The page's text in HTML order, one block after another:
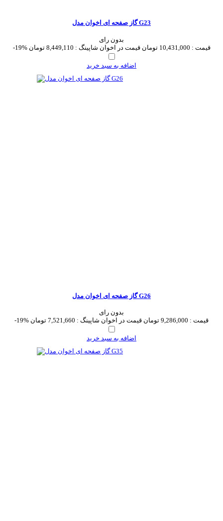
گاز صفحه ای اخوان مدل G23
بدون رای
-19%
قیمت : 10,431,000 تومان قیمت در اخوان شاپینگ : 8,449,110 تومان
اضافه به سبد خرید
گاز صفحه ای اخوان مدل G26
بدون رای
-19%
قیمت : 9,286,000 تومان قیمت در اخوان شاپینگ : 7,521,660 تومان
اضافه به سبد خرید